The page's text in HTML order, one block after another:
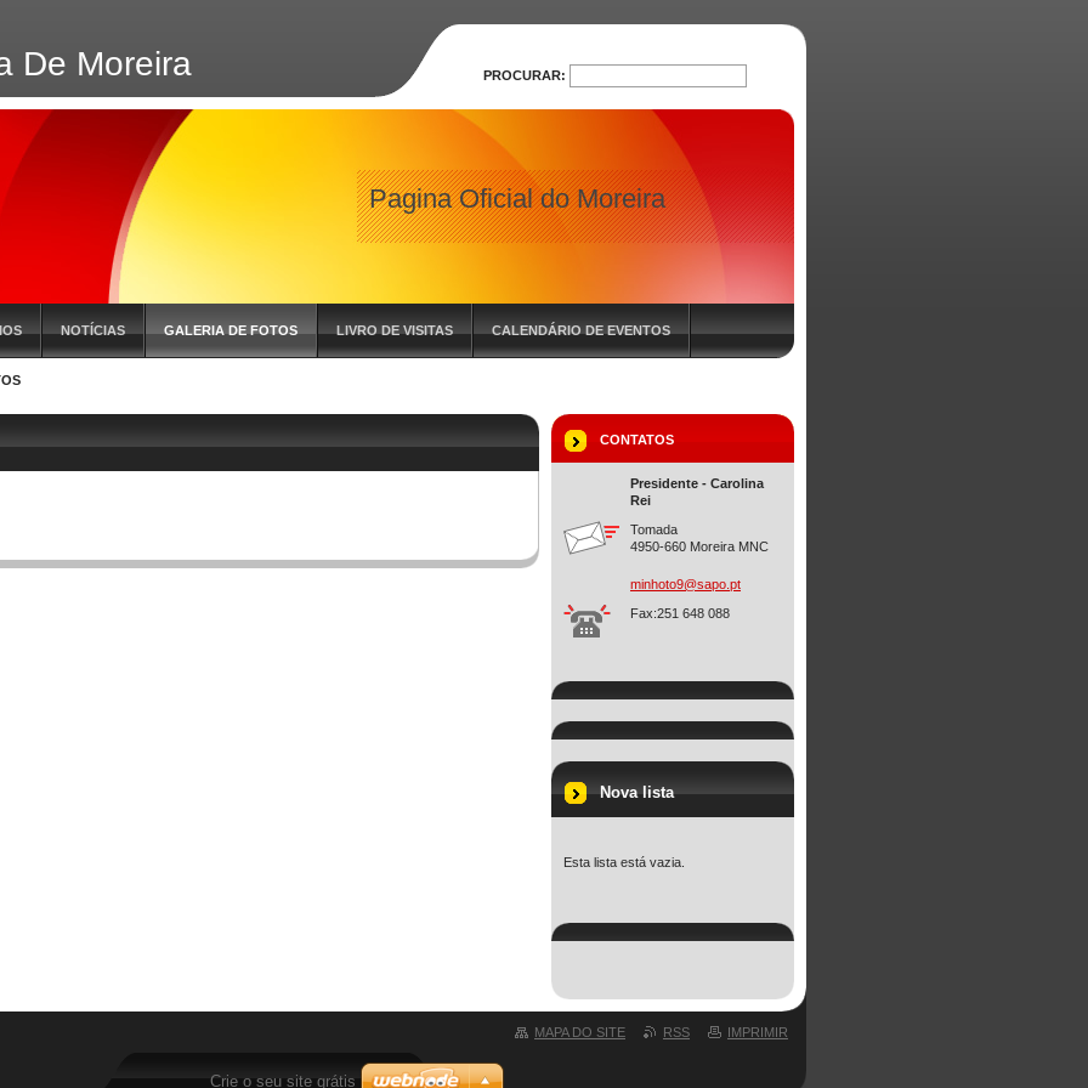
De Moreira
Pagina Oficial do Moreira
NOTÍCIAS GALERIA DE FOTOS LIVRO DE VISITAS CALENDÁRIO DE EVENTOS
CONTATOS
Presidente - Carolina
Rei
Tomada
4950-660 Moreira MNC
minhoto9@sapo.pt
Fax:251 648 088
Nova lista
Esta lista está vazia.
PROCURAR:
MAPA DO SITE RSS IMPRIMIR
Crie o seu site grátis